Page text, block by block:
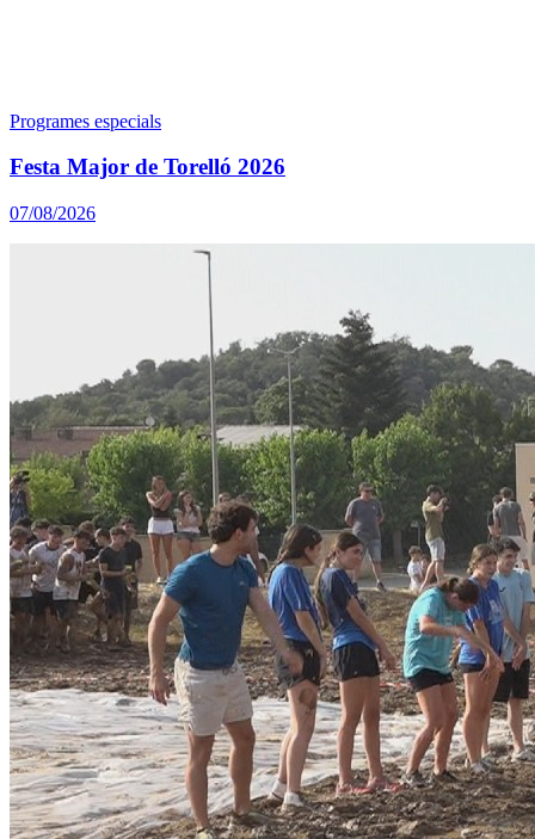
Programes especials
Festa Major de Torelló 2026
07/08/2026